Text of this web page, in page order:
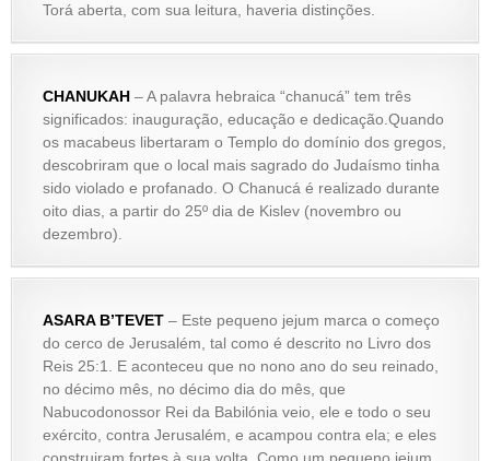
Torá aberta, com sua leitura, haveria distinções.
CHANUKAH – A palavra hebraica “chanucá” tem três
significados: inauguração, educação e dedicação.Quando
os macabeus libertaram o Templo do domínio dos gregos,
descobriram que o local mais sagrado do Judaísmo tinha
sido violado e profanado. O Chanucá é realizado durante
oito dias, a partir do 25º dia de Kislev (novembro ou
dezembro).
ASARA B’TEVET – Este pequeno jejum marca o começo
do cerco de Jerusalém, tal como é descrito no Livro dos
Reis 25:1. E aconteceu que no nono ano do seu reinado,
no décimo mês, no décimo dia do mês, que
Nabucodonossor Rei da Babilónia veio, ele e todo o seu
exército, contra Jerusalém, e acampou contra ela; e eles